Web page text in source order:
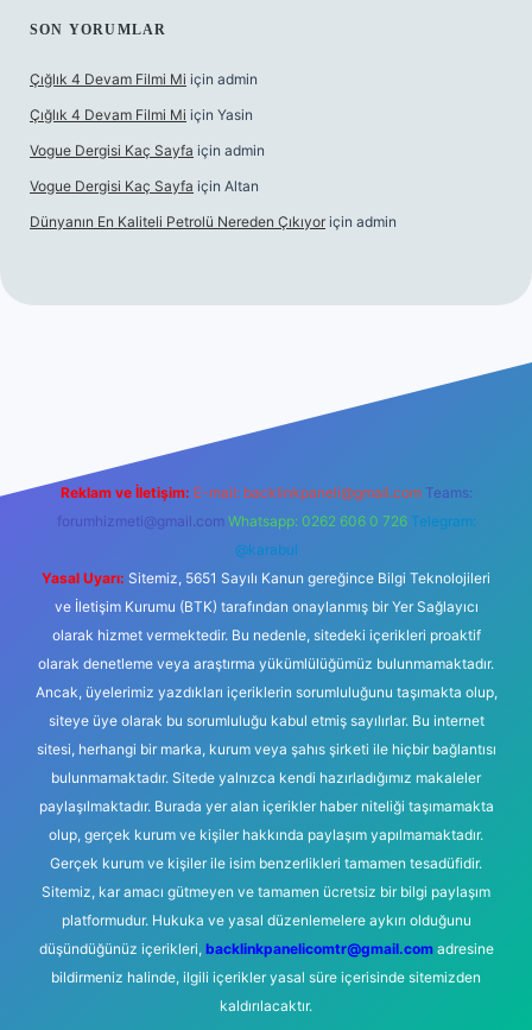
SON YORUMLAR
Çığlık 4 Devam Filmi Mi için admin
Çığlık 4 Devam Filmi Mi için Yasin
Vogue Dergisi Kaç Sayfa için admin
Vogue Dergisi Kaç Sayfa için Altan
Dünyanın En Kaliteli Petrolü Nereden Çıkıyor için admin
Reklam ve İletişim: E-mail: backlinkpaneli@gmail.com Teams:
forumhizmeti@gmail.com Whatsapp: 0262 606 0 726 Telegram:
@karabul
Yasal Uyarı: Sitemiz, 5651 Sayılı Kanun gereğince Bilgi Teknolojileri
ve İletişim Kurumu (BTK) tarafından onaylanmış bir Yer Sağlayıcı
olarak hizmet vermektedir. Bu nedenle, sitedeki içerikleri proaktif
olarak denetleme veya araştırma yükümlülüğümüz bulunmamaktadır.
Ancak, üyelerimiz yazdıkları içeriklerin sorumluluğunu taşımakta olup,
siteye üye olarak bu sorumluluğu kabul etmiş sayılırlar. Bu internet
sitesi, herhangi bir marka, kurum veya şahıs şirketi ile hiçbir bağlantısı
bulunmamaktadır. Sitede yalnızca kendi hazırladığımız makaleler
paylaşılmaktadır. Burada yer alan içerikler haber niteliği taşımamakta
olup, gerçek kurum ve kişiler hakkında paylaşım yapılmamaktadır.
Gerçek kurum ve kişiler ile isim benzerlikleri tamamen tesadüfidir.
Sitemiz, kar amacı gütmeyen ve tamamen ücretsiz bir bilgi paylaşım
platformudur. Hukuka ve yasal düzenlemelere aykırı olduğunu
düşündüğünüz içerikleri, backlinkpanelicomtr@gmail.comadresine
bildirmeniz halinde, ilgili içerikler yasal süre içerisinde sitemizden
kaldırılacaktır.